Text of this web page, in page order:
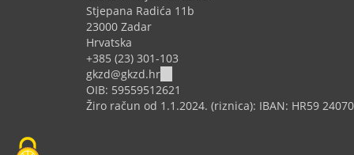
Stjepana Radića 11b
23000 Zadar
Hrvatska
+385 (23) 301-103
gkzd@gkzd.hr
sends
e-
mail)
OIB: 59559512621
Žiro račun od 1.1.2024. (riznica): IBAN: HR59